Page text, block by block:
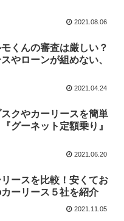
2021.08.06
くんの審査は厳しい？
やローンが組めない、
2021.04.24
クやカーリースを簡単
グーネット定額乗り』
2021.06.20
ースを比較！安くてお
ーリース５社を紹介
2021.11.05